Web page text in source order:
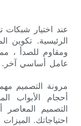
عند اختيار شبكات
الرئيسية. تكوين
ومقاوم للصدأ ،
عامل أساسي آخر.
مرونة التصميم
أحجام الأبواب
التصميم المعاصر
احتياجاتك.